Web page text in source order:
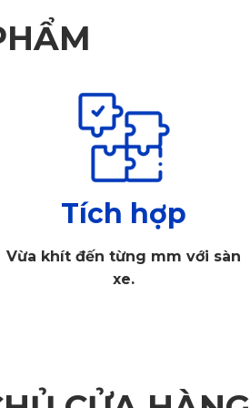
Tích hợp
Vừa khít đến từng mm với sàn
xe.